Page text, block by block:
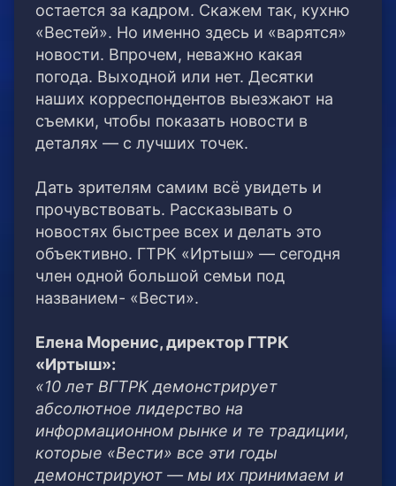
остается за кадром. Скажем так, кухню
«Вестей». Но именно здесь и «варятся»
новости. Впрочем, неважно какая
погода. Выходной или нет. Десятки
наших корреспондентов выезжают на
съемки, чтобы показать новости в
деталях — с лучших точек.
Дать зрителям самим всё увидеть и
прочувствовать. Рассказывать о
новостях быстрее всех и делать это
объективно. ГТРК «Иртыш» — сегодня
член одной большой семьи под
названием- «Вести».
Елена Моренис, директор ГТРК
«Иртыш»:
«10 лет ВГТРК демонстрирует
абсолютное лидерство на
информационном рынке и те традиции,
которые «Вести» все эти годы
демонстрируют — мы их принимаем и